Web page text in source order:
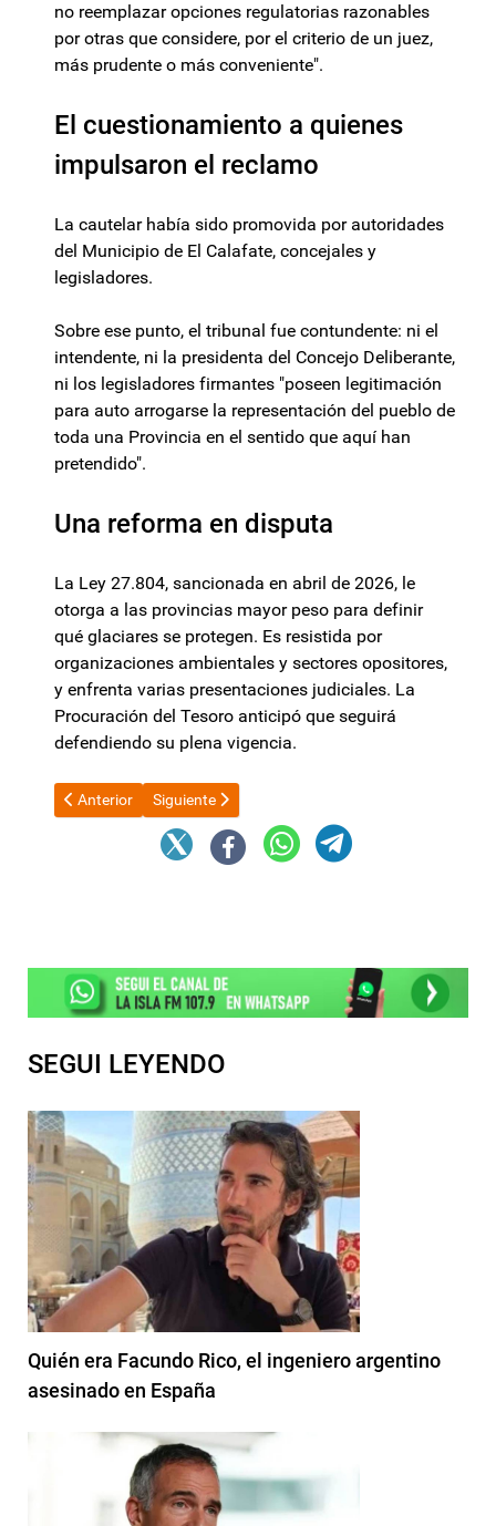
no reemplazar opciones regulatorias razonables
por otras que considere, por el criterio de un juez,
más prudente o más conveniente".
El cuestionamiento a quienes
impulsaron el reclamo
La cautelar había sido promovida por autoridades
del Municipio de El Calafate, concejales y
legisladores.
Sobre ese punto, el tribunal fue contundente: ni el
intendente, ni la presidenta del Concejo Deliberante,
ni los legisladores firmantes "poseen legitimación
para auto arrogarse la representación del pueblo de
toda una Provincia en el sentido que aquí han
pretendido".
Una reforma en disputa
La Ley 27.804, sancionada en abril de 2026, le
otorga a las provincias mayor peso para definir
qué glaciares se protegen. Es resistida por
organizaciones ambientales y sectores opositores,
y enfrenta varias presentaciones judiciales. La
Procuración del Tesoro anticipó que seguirá
defendiendo su plena vigencia.
Artículo anterior: Bullrich marcó diferencias con Milei por el
Anterior Artículo siguiente: Chau al Mundial 2026: la
Siguiente
SEGUI LEYENDO
Quién era Facundo Rico, el ingeniero argentino
asesinado en España